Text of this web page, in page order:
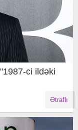
ci ildəki
Ətraflı